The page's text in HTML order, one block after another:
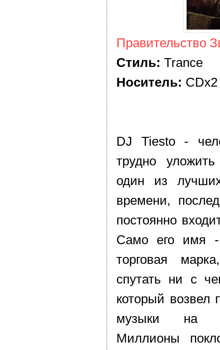
Правительство
Стиль: Trance
Носитель: CDx2
DJ Tiesto -
трудно
один из
времени,
постоянно
Само его имя -
торговая
спутать ни с
который возвел
музыки на
Миллионы